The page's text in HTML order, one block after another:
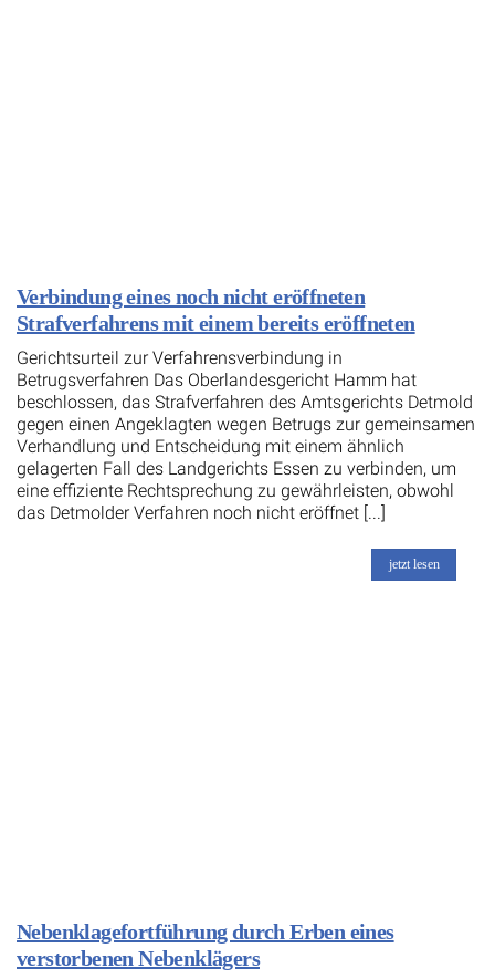
Verbindung eines noch nicht eröffneten
Strafverfahrens mit einem bereits eröffneten
Gerichtsurteil zur Verfahrensverbindung in
Betrugsverfahren Das Oberlandesgericht Hamm hat
beschlossen, das Strafverfahren des Amtsgerichts Detmold
gegen einen Angeklagten wegen Betrugs zur gemeinsamen
Verhandlung und Entscheidung mit einem ähnlich
gelagerten Fall des Landgerichts Essen zu verbinden, um
eine effiziente Rechtsprechung zu gewährleisten, obwohl
das Detmolder Verfahren noch nicht eröffnet [...]
jetzt lesen
Nebenklagefortführung durch Erben eines
verstorbenen Nebenklägers